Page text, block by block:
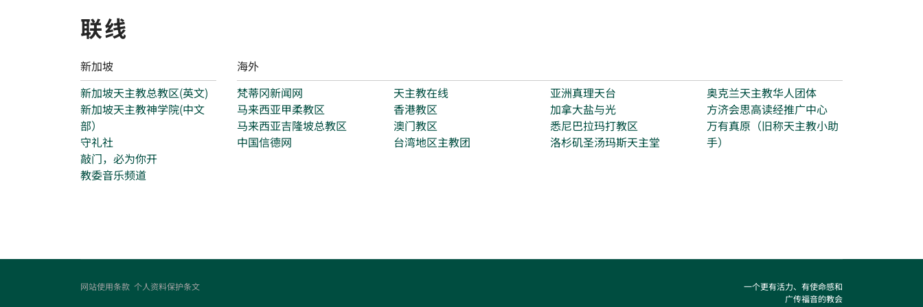
联线
新加坡
新加坡天主教总教区(英文)
新加坡天主教神学院(中文
部）
守礼社
敲门，必为你开
教委音乐频道
海外
梵蒂冈新闻网
马来西亚甲柔教区
马来西亚吉隆坡总教区
中国信德网
天主教在线
香港教区
澳门教区
台湾地区主教团
亚洲真理天台
加拿大盐与光
悉尼巴拉玛打教区
洛杉矶圣汤玛斯天主堂
奥克兰天主教华人团体
方济会思高读经推广中心
万有真原（旧称天主教小助
手）
网站使用条款 个人资料保护条文
一个更有活力、有使命感和
广传福音的教会